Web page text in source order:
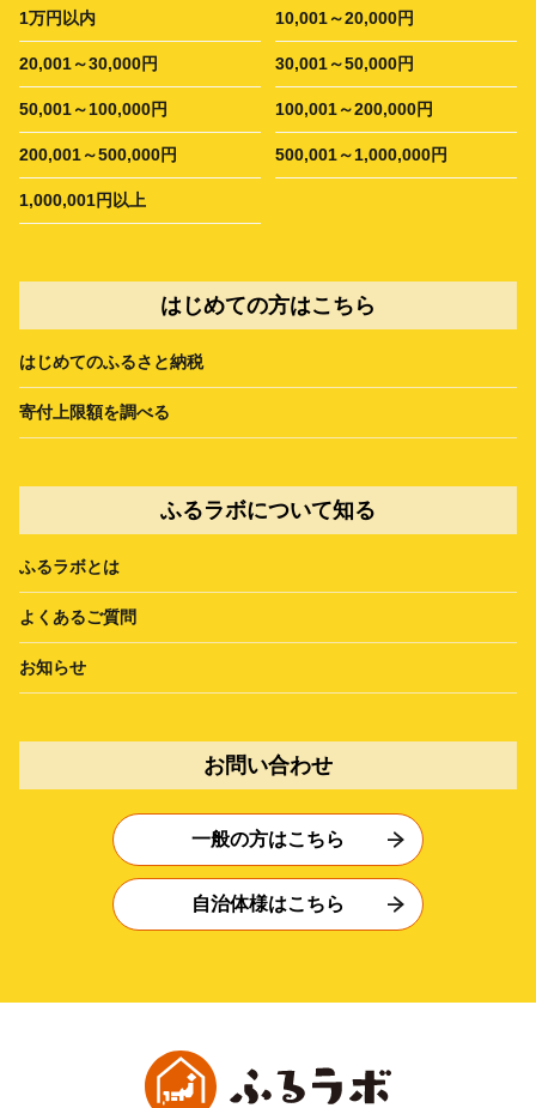
1万円以内 10,001～20,000円
20,001～30,000円 30,001～50,000円
50,001～100,000円 100,001～200,000円
200,001～500,000円 500,001～1,000,000円
1,000,001円以上
はじめての方はこちら
はじめてのふるさと納税
寄付上限額を調べる
ふるラボについて知る
ふるラボとは
よくあるご質問
お知らせ
お問い合わせ
一般の方はこちら
自治体様はこちら